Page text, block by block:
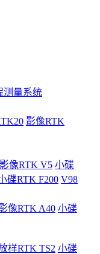
测量系统
影像RTK
影像RTK V5 小碟
碟RTK F200 V98
像RTK A40 小碟
样RTK TS2 小碟